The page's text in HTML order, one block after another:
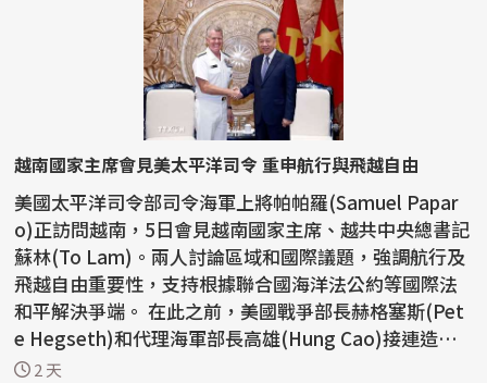
越南國家主席會見美太平洋司令 重申航行與飛越自由
美國太平洋司令部司令海軍上將帕帕羅(Samuel Papar
o)正訪問越南，5日會見越南國家主席、越共中央總書記
蘇林(To Lam)。兩人討論區域和國際議題，強調航行及
飛越自由重要性，支持根據聯合國海洋法公約等國際法
和平解決爭端。 在此之前，美國戰爭部長赫格塞斯(Pet
e Hegseth)和代理海軍部長高雄(Hung Cao)接連造訪
越南...
2 天